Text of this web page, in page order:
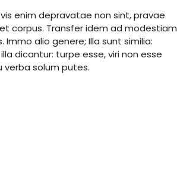
enim depravatae non sint, pravae
corpus. Transfer idem ad modestiam
alio genere; Illa sunt similia:
dicantur: turpe esse, viri non esse
verba solum putes.